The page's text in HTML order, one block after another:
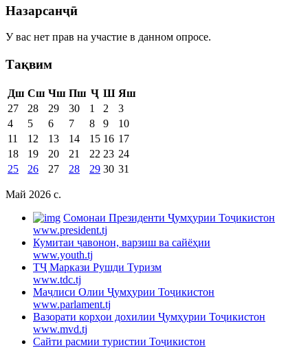
Назарсанҷӣ
У вас нет прав на участие в данном опросе.
Тақвим
Дш Сш Чш Пш Ҷ Ш Яш
27
28 29 30 1 2
3
4
5 6 7 8 9
10
11
12 13 14 15 16 17
18
19 20 21 22 23 24
25
26 27 28 29 30 31
Май 2026 c.
Cомонаи Президенти Ҷумҳурии Тоҷикистон
www.president.tj
Кумитаи ҷавонон, варзиш ва сайёҳии
www.youth.tj
ТҶ Маркази Рушди Туризм
www.tdc.tj
Маҷлиси Олии Ҷумҳурии Тоҷикистон
www.parlament.tj
Вазорати корҳои дохилии Ҷумҳурии Тоҷикистон
www.mvd.tj
Сайти расмии туристии Тоҷикистон